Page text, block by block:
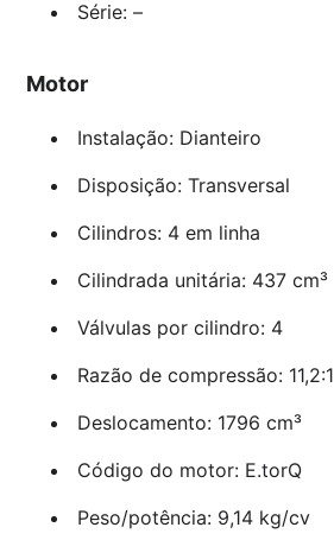
Série: –
Motor
Instalação: Dianteiro
Disposição: Transversal
Cilindros: 4 em linha
Cilindrada unitária: 437 cm³
Válvulas por cilindro: 4
Razão de compressão: 11,2:1
Deslocamento: 1796 cm³
Código do motor: E.torQ
Peso/potência: 9,14 kg/cv